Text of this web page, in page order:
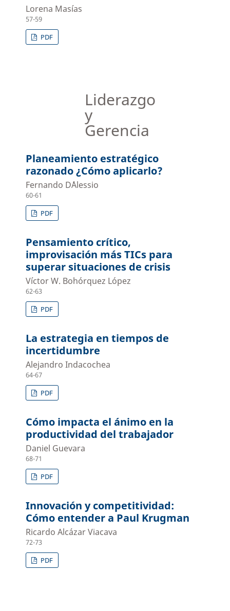
Lorena Masías
57-59
PDF
Liderazgo
y
Gerencia
Planeamiento estratégico
razonado ¿Cómo aplicarlo?
Fernando D´Alessio
60-61
PDF
Pensamiento crítico,
improvisación más TICs para
superar situaciones de crisis
Víctor W. Bohórquez López
62-63
PDF
La estrategia en tiempos de
incertidumbre
Alejandro Indacochea
64-67
PDF
Cómo impacta el ánimo en la
productividad del trabajador
Daniel Guevara
68-71
PDF
Innovación y competitividad:
Cómo entender a Paul Krugman
Ricardo Alcázar Viacava
72-73
PDF